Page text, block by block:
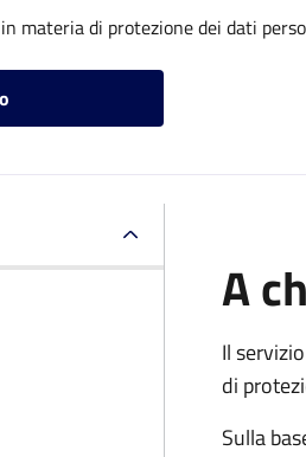
materia di protezione dei dati
A
Il
di
Sulla